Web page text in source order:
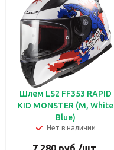
Шлем LS2 FF353 RAPID
KID MONSTER (M, White
Blue)
Нет в наличии